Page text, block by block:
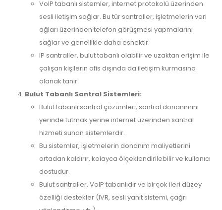
VoIP tabanlı sistemler, internet protokolü üzerinden
sesli iletişim sağlar. Bu tür santraller, işletmelerin veri
ağları üzerinden telefon görüşmesi yapmalarını
sağlar ve genellikle daha esnektir.
IP santraller, bulut tabanlı olabilir ve uzaktan erişim ile
çalışan kişilerin ofis dışında da iletişim kurmasına
olanak tanır.
Bulut Tabanlı Santral Sistemleri:
Bulut tabanlı santral çözümleri, santral donanımını
yerinde tutmak yerine internet üzerinden santral
hizmeti sunan sistemlerdir.
Bu sistemler, işletmelerin donanım maliyetlerini
ortadan kaldırır, kolayca ölçeklendirilebilir ve kullanıcı
dostudur.
Bulut santraller, VoIP tabanlıdır ve birçok ileri düzey
özelliği destekler (IVR, sesli yanıt sistemi, çağrı